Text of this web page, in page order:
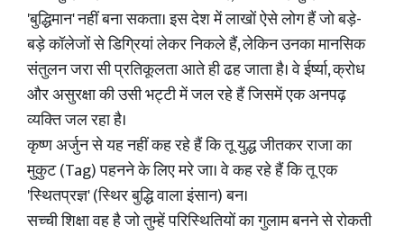
'बुद्धिमान' नहीं बना सकता। इस देश में लाखों ऐसे लोग हैं जो बड़े-
बड़े कॉलेजों से डिग्रियां लेकर निकले हैं, लेकिन उनका मानसिक
संतुलन जरा सी प्रतिकूलता आते ही ढह जाता है। वे ईर्ष्या, क्रोध
और असुरक्षा की उसी भट्टी में जल रहे हैं जिसमें एक अनपढ़
व्यक्ति जल रहा है।
कृष्ण अर्जुन से यह नहीं कह रहे हैं कि तू युद्ध जीतकर राजा का
मुकुट (Tag) पहनने के लिए मरे जा। वे कह रहे हैं कि तू एक
'स्थितप्रज्ञ' (स्थिर बुद्धि वाला इंसान) बन।
सच्ची शिक्षा वह है जो तुम्हें परिस्थितियों का गुलाम बनने से रोकती